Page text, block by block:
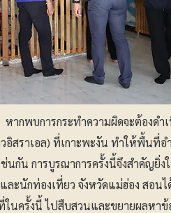
กพบการกระทำความผิดจะต้องดำ
อิสราเอล) ที่เกาะพะงัน ทำให้พื้นที่
กัน การบูรณาการครั้งนี้จึงสำคัญยิ่ง
ะนักท่องเที่ยว จังหวัดแม่ฮ่อง สอน
นครั้งนี้ ไปสืบสวนและขยายผลหาข้